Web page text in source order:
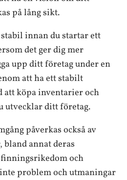
på lång sikt.
innan du startar ett
det ger dig mer
upp ditt företag under en
att ha ett stabilt
att köpa inventarier och
utvecklar ditt företag.
påverkas också av
annat deras
och
problem och utmaningar